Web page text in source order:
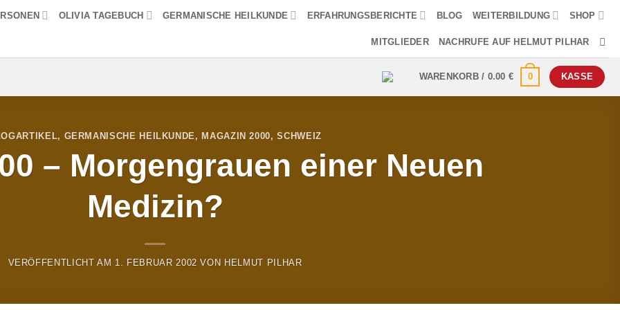
OLIVIA TAGEBUCH GERMANISCHE HEILKUNDE ERFAHRUNGSBERICHTE BLOG WEITERBILDUNG SHOP
MITGLIEDER NACHRUFE AUF HELMUT PILHAR
WARENKORB / 0.00 € 0 KASSE
, GERMANISCHE HEILKUNDE, MAGAZIN 2000,SCHWEIZ
– Morgengrauen einer Neuen
Medizin?
VERÖFFENTLICHT AM 1. FEBRUAR 2002 VON HELMUT PILHAR